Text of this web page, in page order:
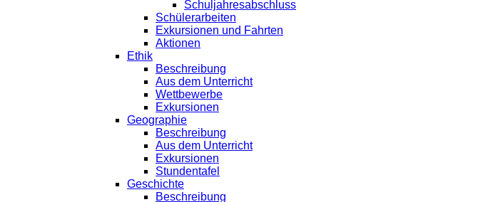
Schuljahresabschluss
Schülerarbeiten
Exkursionen und Fahrten
Aktionen
Ethik
Beschreibung
Aus dem Unterricht
Wettbewerbe
Exkursionen
Geographie
Beschreibung
Aus dem Unterricht
Exkursionen
Stundentafel
Geschichte
Beschreibung